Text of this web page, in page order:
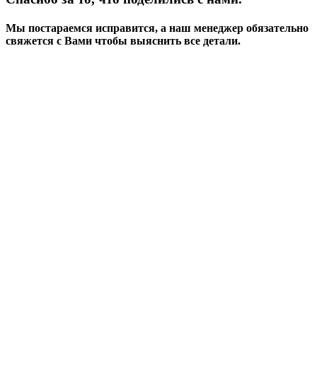
Мы постараемся исправится, а наш менеджер обязательно
свяжется с Вами чтобы выяснить все детали.